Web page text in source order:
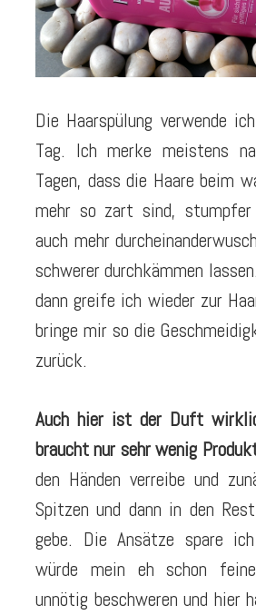
Die Haarspülung verwende
Tag. Ich merke meistens
Tagen, dass die Haare beim
mehr so zart sind, stumpfer
auch mehr
schwerer durchkämmen
dann greife ich wieder zur
bringe mir so die
zurück.
Auch hier ist der Duft
braucht nur sehr wenig
den Händen verreibe und
Spitzen und dann in den
gebe. Die Ansätze spare
würde mein eh schon
unnötig beschweren und hier